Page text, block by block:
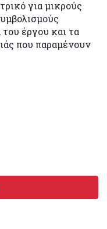
για μικρούς
του έργου και τα
που παραμένουν